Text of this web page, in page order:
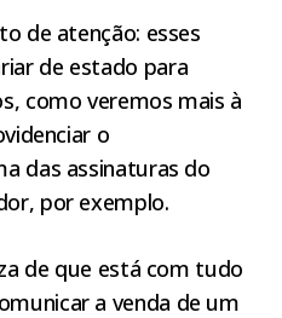
de atenção: esses
de estado para
como veremos mais à
o
das assinaturas do
por exemplo.
de que está com tudo
a venda de um